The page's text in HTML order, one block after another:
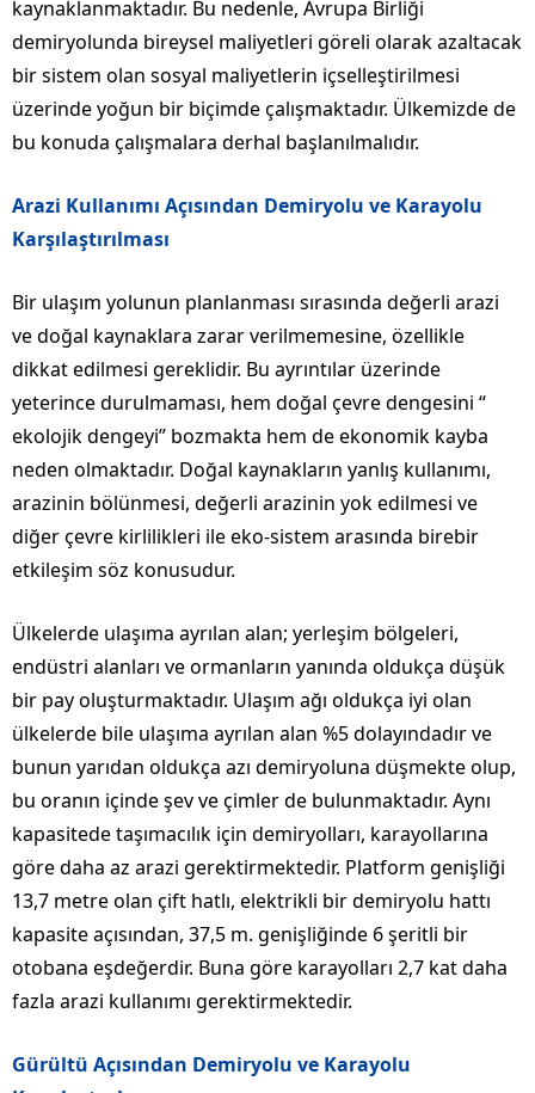
kaynaklanmaktadır. Bu nedenle, Avrupa Birliği
demiryolunda bireysel maliyetleri göreli olarak azaltacak
bir sistem olan sosyal maliyetlerin içselleştirilmesi
üzerinde yoğun bir biçimde çalışmaktadır. Ülkemizde de
bu konuda çalışmalara derhal başlanılmalıdır.
Arazi Kullanımı Açısından Demiryolu ve Karayolu
Karşılaştırılması
Bir ulaşım yolunun planlanması sırasında değerli arazi
ve doğal kaynaklara zarar verilmemesine, özellikle
dikkat edilmesi gereklidir. Bu ayrıntılar üzerinde
yeterince durulmaması, hem doğal çevre dengesini “
ekolojik dengeyi” bozmakta hem de ekonomik kayba
neden olmaktadır. Doğal kaynakların yanlış kullanımı,
arazinin bölünmesi, değerli arazinin yok edilmesi ve
diğer çevre kirlilikleri ile eko-sistem arasında birebir
etkileşim söz konusudur.
Ülkelerde ulaşıma ayrılan alan; yerleşim bölgeleri,
endüstri alanları ve ormanların yanında oldukça düşük
bir pay oluşturmaktadır. Ulaşım ağı oldukça iyi olan
ülkelerde bile ulaşıma ayrılan alan %5 dolayındadır ve
bunun yarıdan oldukça azı demiryoluna düşmekte olup,
bu oranın içinde şev ve çimler de bulunmaktadır. Aynı
kapasitede taşımacılık için demiryolları, karayollarına
göre daha az arazi gerektirmektedir. Platform genişliği
13,7 metre olan çift hatlı, elektrikli bir demiryolu hattı
kapasite açısından, 37,5 m. genişliğinde 6 şeritli bir
otobana eşdeğerdir. Buna göre karayolları 2,7 kat daha
fazla arazi kullanımı gerektirmektedir.
Gürültü Açısından Demiryolu ve Karayolu